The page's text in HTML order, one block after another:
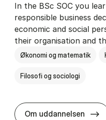
In the BSc SOC you
responsible business
economic and social
their organisation and
Økonomi og matematik
Filosofi og sociologi
Om uddannelsen